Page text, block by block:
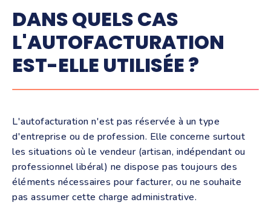
DANS QUELS CAS
L'AUTOFACTURATION
EST-ELLE UTILISÉE ?
L'autofacturation n'est pas réservée à un type
d'entreprise ou de profession. Elle concerne surtout
les situations où le vendeur (artisan, indépendant ou
professionnel libéral) ne dispose pas toujours des
éléments nécessaires pour facturer, ou ne souhaite
pas assumer cette charge administrative.